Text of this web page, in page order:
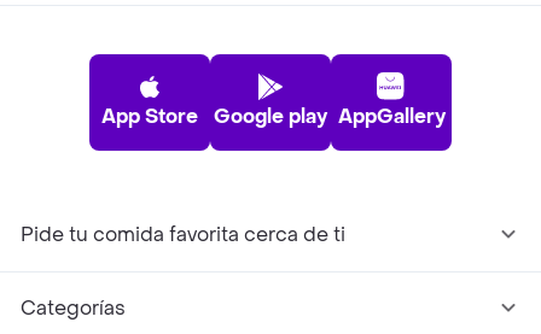
App Store Google play AppGallery
Pide tu comida favorita cerca de ti
Categorías